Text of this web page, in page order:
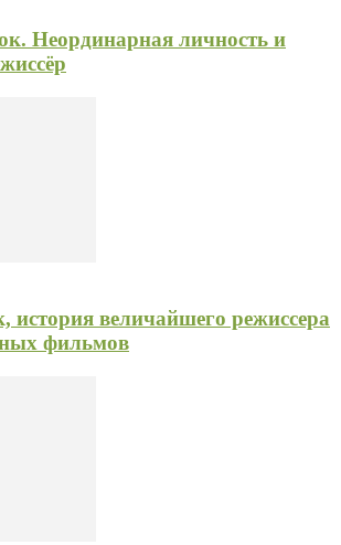
Неординарная личность и
история величайшего режиссера
фильмов